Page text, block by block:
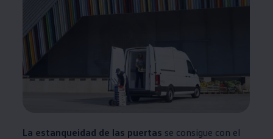
La estanqueidad de las puertas se consigue con el